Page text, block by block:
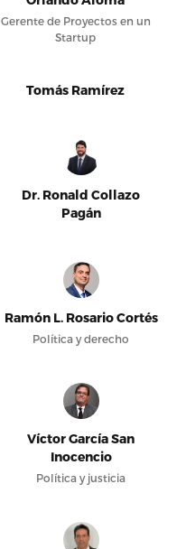
Gerente de Proyectos en un
Startup
Tomás Ramírez
Dr. Ronald Collazo
Pagán
Ramón L. Rosario Cortés
Política y derecho
Víctor García San
Inocencio
Política y justicia